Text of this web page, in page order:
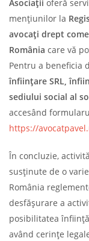
Asociații oferă
mențiunilor la
avocați drept
România care vă
Pentru a beneficia
înființare SRL,
sediului social al
accesând
https://
În concluzie,
susținute de o
România
desfășurare a
posibilitatea
având cerințe